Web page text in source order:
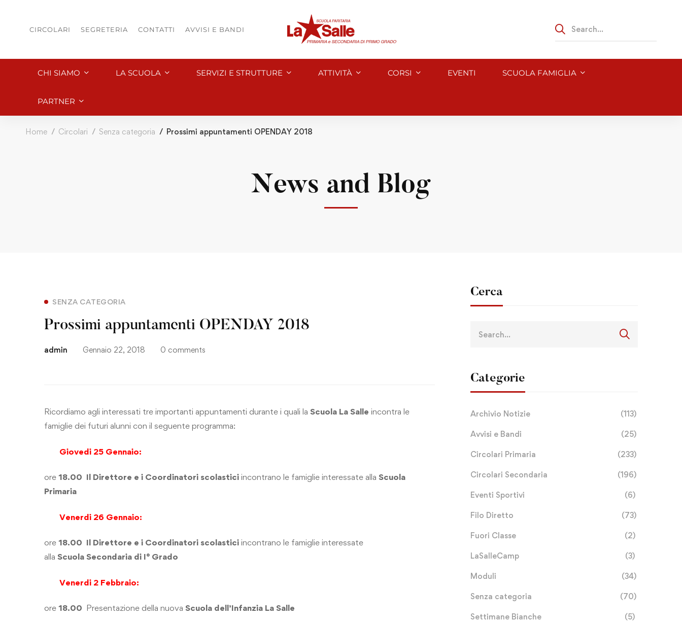
CIRCOLARI SEGRETERIA CONTATTI AVVISI E BANDI
CHI SIAMO LA SCUOLA SERVIZI E STRUTTURE ATTIVITÀ CORSI EVENTI SCUOLA FAMIGLIA
PARTNER
Home Circolari Senza categoria Prossimi appuntamenti OPENDAY 2018
News and Blog
SENZA CATEGORIA
Prossimi appuntamenti OPENDAY 2018
admin Gennaio 22, 2018 0 comments
Ricordiamo agli interessati tre importanti appuntamenti durante i quali la Scuola La Salle incontra le
famiglie dei futuri alunni con il seguente programma:
Giovedi 25 Gennaio:
ore 18.00 Il Direttore e i Coordinatori scolastici incontrano le famiglie interessate alla Scuola
Primaria
Venerdi 26 Gennaio:
ore 18.00 Il Direttore e i Coordinatori scolastici incontrano le famiglie interessate
alla Scuola Secondaria di I° Grado
Venerdi 2 Febbraio:
ore 18.00 Presentazione della nuova Scuola dell’Infanzia La Salle
Cerca
Categorie
Archivio Notizie (113)
Avvisi e Bandi (25)
Circolari Primaria (233)
Circolari Secondaria (196)
Eventi Sportivi (6)
Filo Diretto (73)
Fuori Classe (2)
LaSalleCamp (3)
Moduli (34)
Senza categoria (70)
Settimane Bianche (5)